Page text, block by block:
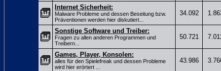
Internet Sicherheit:
Malware Probleme und dessen Beseitung bzw.
Präventionen werden hier diskutiert...
34.092
Sonstige Software und Treiber:
Fragen zu allen anderen Programmen und
Treibern...
50.721
Games, Player, Konsolen:
alles für den Spielefreak und dessen Probleme
wird hier erörtert ...
43.986